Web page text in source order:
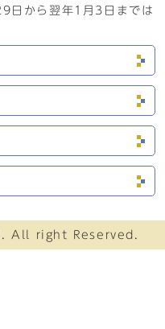
日から翌年1月3日までは
All right Reserved.